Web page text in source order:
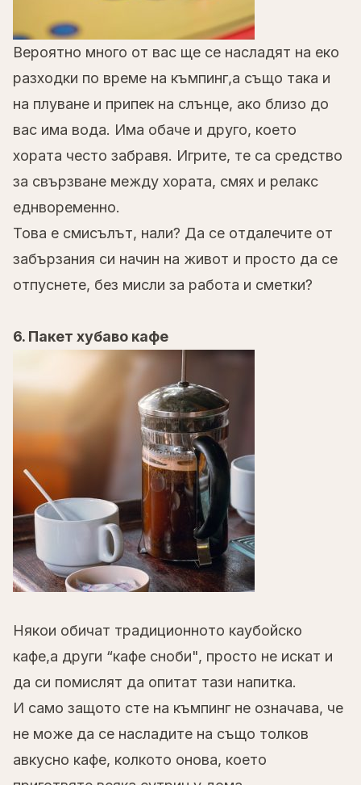
Вероятно много от вас ще се насладят на еко
разходки по време на къмпинг,а също така и
на плуване и припек на слънце, ако близо до
вас има вода. Има обаче и друго, което
хората често забравя. Игрите, те са средство
за свързване между хората, смях и релакс
еднвоременно.
Това е смисълът, нали? Да се отдалечите от
забързания си начин на живот и просто да се
отпуснете, без мисли за работа и сметки?
6. Пакет хубаво кафе
Някои обичат традиционното каубойско
кафе,а други “кафе сноби", просто не искат и
да си помислят да опитат тази напитка.
И само защото сте на къмпинг не означава, че
не може да се насладите на също толков
авкусно кафе, колкото онова, което